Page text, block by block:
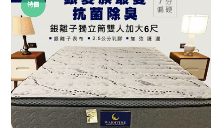
特價